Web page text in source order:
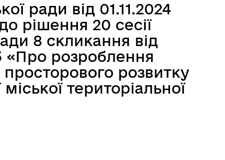
ради від 01.11.2024
рішення 20 сесії
8 скликання від
«Про розроблення
розвитку
міської територіальної